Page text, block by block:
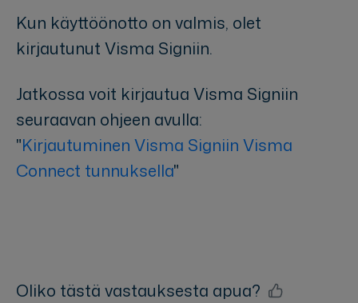
Kun käyttöönotto on valmis, olet
kirjautunut Visma Signiin.
Jatkossa voit kirjautua Visma Signiin
seuraavan ohjeen avulla:
"Kirjautuminen Visma Signiin Visma
Connect tunnuksella"
Oliko tästä vastauksesta apua?